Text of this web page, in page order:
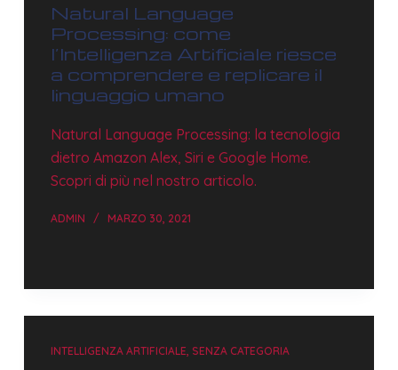
Natural Language
Processing: come
l’Intelligenza Artificiale riesce
a comprendere e replicare il
linguaggio umano
Natural Language Processing: la tecnologia
dietro Amazon Alex, Siri e Google Home.
Scopri di più nel nostro articolo.
ADMIN MARZO 30, 2021
INTELLIGENZA ARTIFICIALE, SENZA CATEGORIA